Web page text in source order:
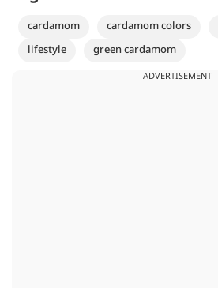
cardamom cardamom colors
lifestyle
green cardamom
ADVERTISEMENT